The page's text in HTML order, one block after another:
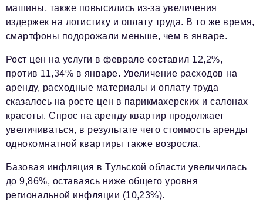
машины, также повысились из-за увеличения
издержек на логистику и оплату труда. В то же время,
смартфоны подорожали меньше, чем в январе.
Рост цен на услуги в феврале составил 12,2%,
против 11,34% в январе. Увеличение расходов на
аренду, расходные материалы и оплату труда
сказалось на росте цен в парикмахерских и салонах
красоты. Спрос на аренду квартир продолжает
увеличиваться, в результате чего стоимость аренды
однокомнатной квартиры также возросла.
Базовая инфляция в Тульской области увеличилась
до 9,86%, оставаясь ниже общего уровня
региональной инфляции (10,23%).